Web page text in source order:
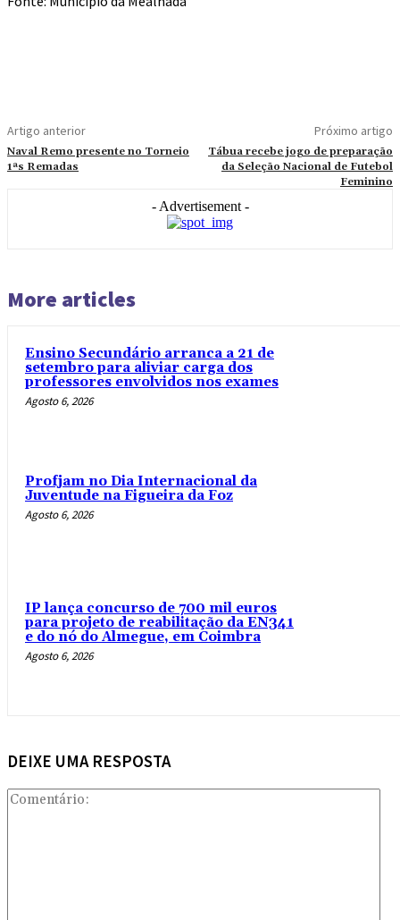
Artigo anterior
Naval Remo presente no Torneio
1ªs Remadas
Próximo artigo
Tábua recebe jogo de preparação
da Seleção Nacional de Futebol
Feminino
- Advertisement -
More articles
Ensino Secundário arranca a 21 de
setembro para aliviar carga dos
professores envolvidos nos exames
Agosto 6, 2026
Profjam no Dia Internacional da
Juventude na Figueira da Foz
Agosto 6, 2026
IP lança concurso de 700 mil euros
para projeto de reabilitação da EN341
e do nó do Almegue, em Coimbra
Agosto 6, 2026
DEIXE UMA RESPOSTA